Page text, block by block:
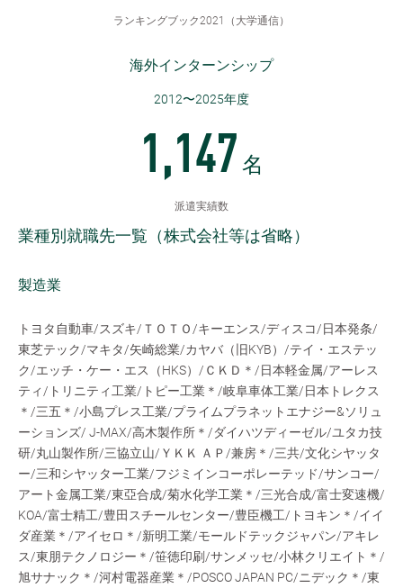
ランキングブック2021（大学通信）
海外インターンシップ
2012〜2025年度
1,147 名
派遣実績数
業種別就職先一覧（株式会社等は省略）
製造業
トヨタ自動車/スズキ/ＴＯＴＯ/キーエンス/ディスコ/日本発条/
東芝テック/マキタ/矢崎総業/カヤバ（旧KYB）/テイ・エステッ
ク/エッチ・ケー・エス（HKS）/ＣＫＤ＊/日本軽金属/アーレス
ティ/トリニティ工業/トピー工業＊/岐阜車体工業/日本トレクス
＊/三五＊/小島プレス工業/プライムプラネットエナジー&ソリュ
ーションズ/ J-MAX/高木製作所＊/ダイハツディーゼル/ユタカ技
研/丸山製作所/三協立山/ＹＫＫ ＡＰ/兼房＊/三共/文化シヤッタ
ー/三和シヤッター工業/フジミインコーポレーテッド/サンコー/
アート金属工業/東亞合成/菊水化学工業＊/三光合成/富士変速機/
KOA/富士精工/豊田スチールセンター/豊臣機工/トヨキン＊/イイ
ダ産業＊/アイセロ＊/新明工業/モールドテックジャパン/アキレ
ス/東朋テクノロジー＊/笹徳印刷/サンメッセ/小林クリエイト＊/
旭サナック＊/河村電器産業＊/POSCO JAPAN PC/ニデック＊/東